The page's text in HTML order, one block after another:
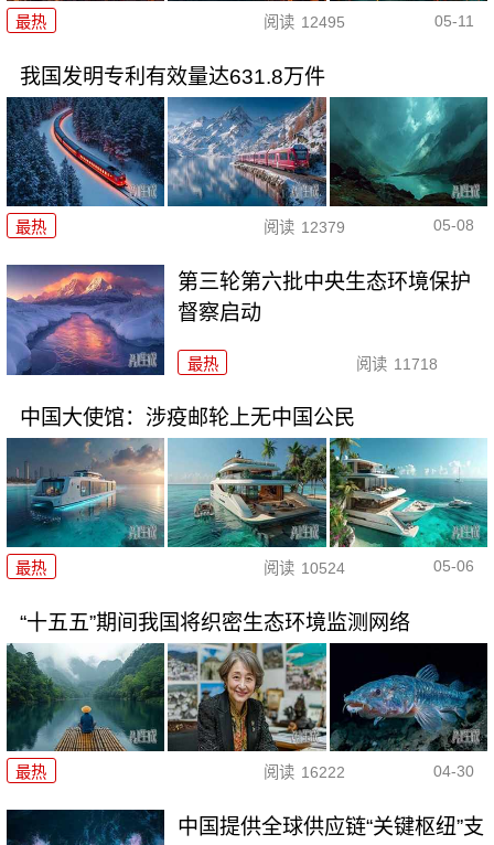
最热 阅读 12495 05-11
我国发明专利有效量达631.8万件
最热 阅读 12379 05-08
第三轮第六批中央生态环境保护
督察启动
最热 阅读 11718
中国大使馆：涉疫邮轮上无中国公民
最热 阅读 10524 05-06
“十五五”期间我国将织密生态环境监测网络
最热 阅读 16222 04-30
中国提供全球供应链“关键枢纽”支